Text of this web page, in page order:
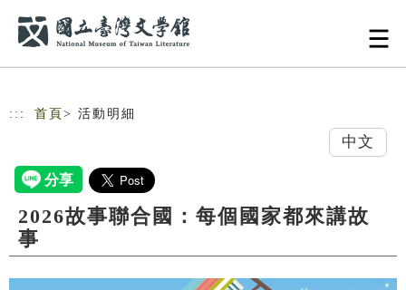
::: 首頁 > 活動明細
中文
2026故事聯合國：每個國家都來講故
事